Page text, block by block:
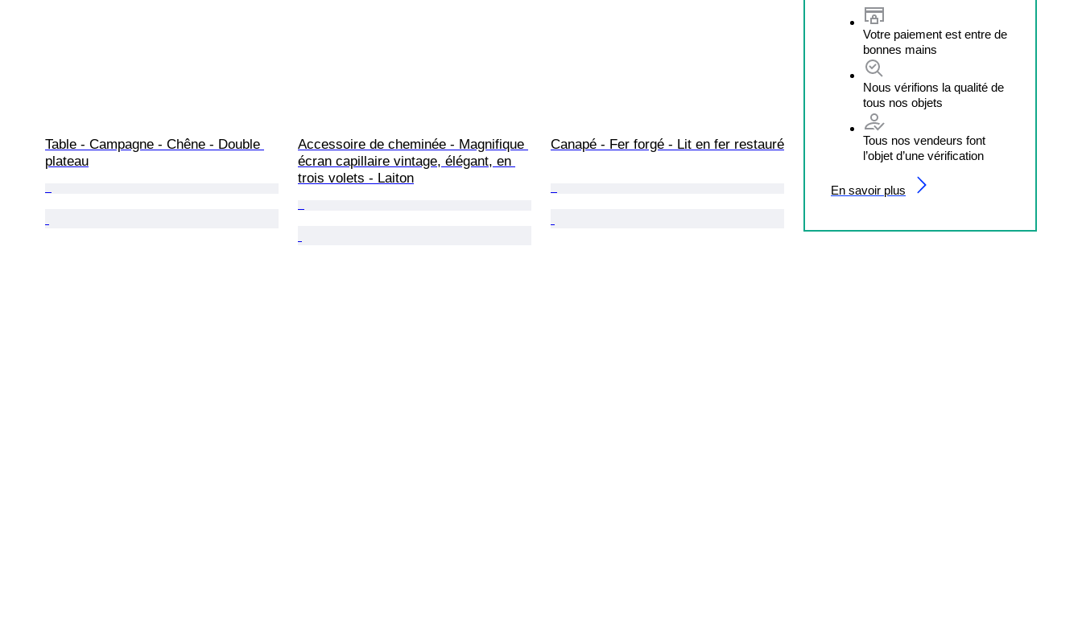
Votre paiement est entre de
bonnes mains
Nous vérifions la qualité de
tous nos objets
Tous nos vendeurs font
l’objet d’une vérification
En savoir plus
Table - Campagne - Chêne - Double
plateau
Accessoire de cheminée - Magnifique
écran capillaire vintage, élégant, en
trois volets - Laiton
Canapé - Fer forgé - Lit en fer restauré